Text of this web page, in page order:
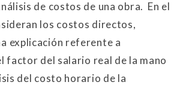
de costos de una obra. En el
los costos directos,
explicación referente a
factor del salario real de la mano
del costo horario de la